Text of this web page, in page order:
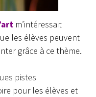
m’intéressait
les élèves peuvent
grâce à ce thème.
pistes
pour les élèves et